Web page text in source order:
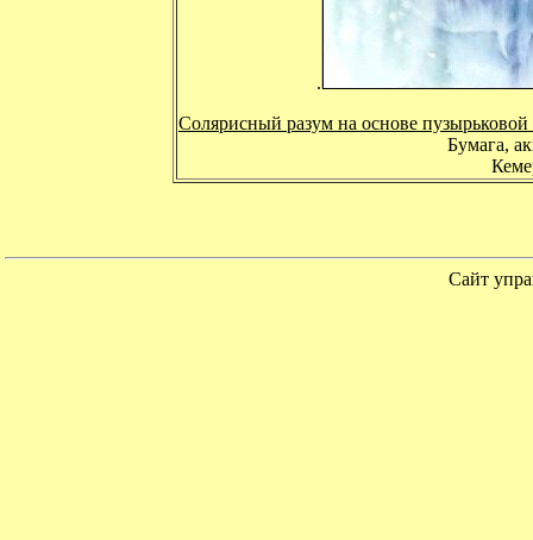
.
Солярисный разум на основе
Бумага,
Сайт